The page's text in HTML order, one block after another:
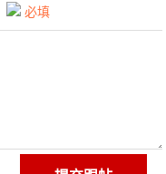
必填